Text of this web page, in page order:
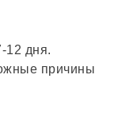
12 дня.
причины